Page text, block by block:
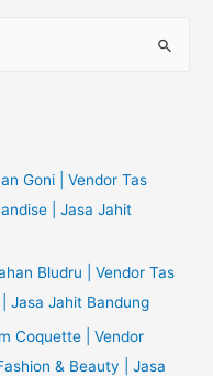
Goni | Vendor Tas
| Jasa Jahit
Bludru | Vendor Tas
Jasa Jahit Bandung
Coquette | Vendor
& Beauty | Jasa